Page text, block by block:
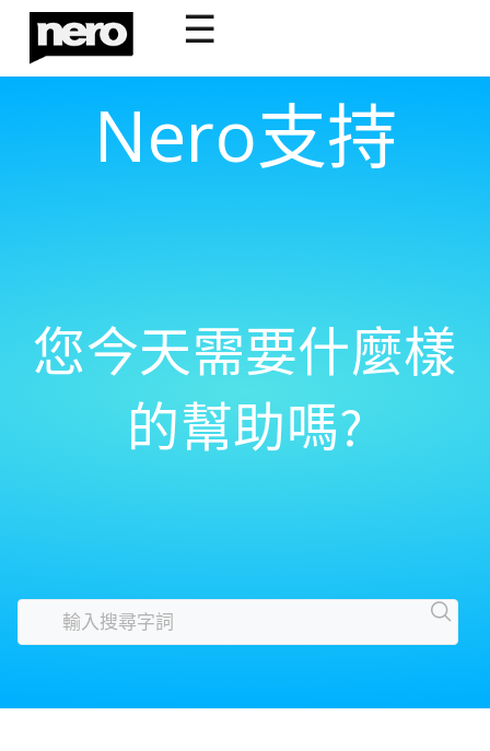
☰
Nero支持
您今天需要什麼樣
的幫助嗎?